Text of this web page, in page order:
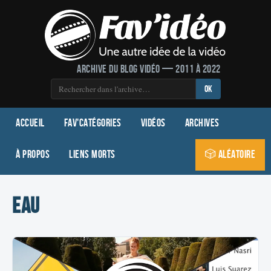
Archive du blog vidéo — 2011 à 2022
OK
Accueil Fav'Catégories Vidéos Archives
À propos Liens morts 🎲 Aléatoire
eau